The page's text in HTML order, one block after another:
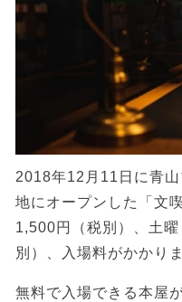
2018年12月11日に青
地にオープンした「文
1,500円（税別）、土
別）、入場料がかかりま
無料で入場できる本屋